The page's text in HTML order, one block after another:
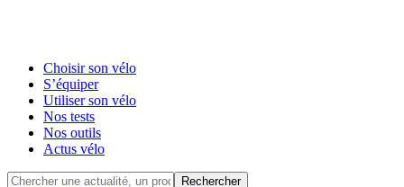
Choisir son vélo
S’équiper
Utiliser son vélo
Nos tests
Nos outils
Actus vélo